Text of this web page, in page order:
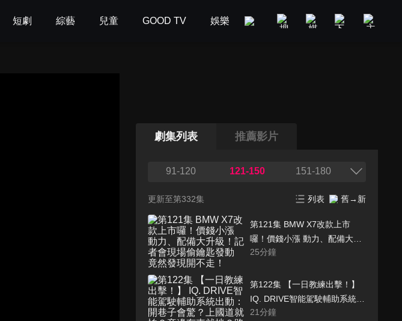
短劇 綜藝 兒童 GOOD TV 娛樂 美食旅遊 新聞政論
劇集列表 推薦影片
91-120 121-150 151-180
更新至第332集 列表 舊→新
第121集 BMW X7改款上市
囉！價錢小漲 動力、配備大升
級！記者會現場偷鑰匙發動 竟
25分鐘
第122集 【一日教練出擊！】
IQ. DRIVE智能駕駛輔助系統出
動：開巷子會驚？上國道就
21分鐘